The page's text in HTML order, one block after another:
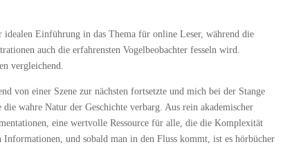
idealen Einführung in das Thema für online Leser, während die
auch die erfahrensten Vogelbeobachter fesseln wird.
vergleichend.
von einer Szene zur nächsten fortsetzte und mich bei der Stange
wahre Natur der Geschichte verbarg. Aus rein akademischer
eine wertvolle Ressource für alle, die die Komplexität
und sobald man in den Fluss kommt, ist es hörbücher